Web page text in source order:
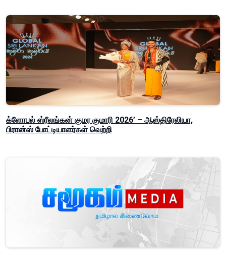
க்ளோபல் ஸ்ரீலங்கன் குமர குமாரி 2026’ – ஆஸ்திரேலியா,
பிரான்ஸ் போட்டியாளர்கள் வெற்றி